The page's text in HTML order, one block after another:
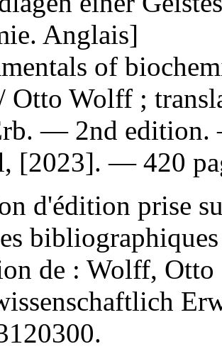
Anglais]
of
Otto Wolff ;
— 2nd edition.
[2023]. — 420
d'édition prise
de : Wolff, Otto
.